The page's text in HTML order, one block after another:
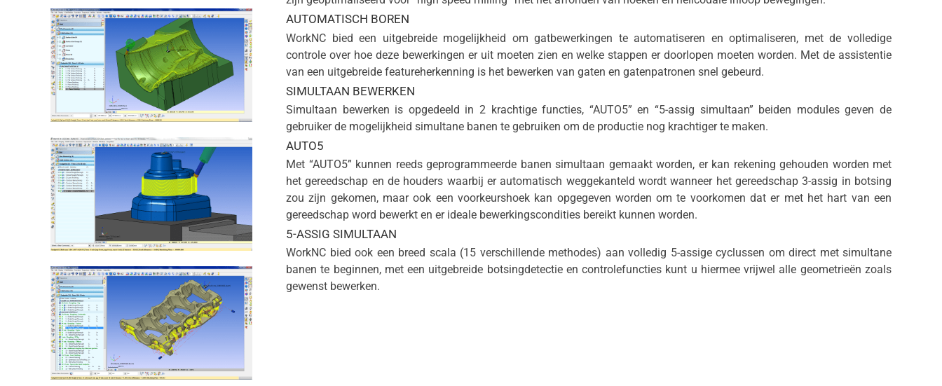
AUTOMATISCH BOREN
WorkNC bied een uitgebreide mogelijkheid om gatbewerkingen te automatiseren en optimaliseren, met de volledige
controle over hoe deze bewerkingen er uit moeten zien en welke stappen er doorlopen moeten worden. Met de assistentie
van een uitgebreide featureherkenning is het bewerken van gaten en gatenpatronen snel gebeurd.
SIMULTAAN BEWERKEN
Simultaan bewerken is opgedeeld in 2 krachtige functies, “AUTO5” en “5-assig simultaan” beiden modules geven de
gebruiker de mogelijkheid simultane banen te gebruiken om de productie nog krachtiger te maken.
AUTO5
Met “AUTO5” kunnen reeds geprogrammeerde banen simultaan gemaakt worden, er kan rekening gehouden worden met
het gereedschap en de houders waarbij er automatisch weggekanteld wordt wanneer het gereedschap 3-assig in botsing
zou zijn gekomen, maar ook een voorkeurshoek kan opgegeven worden om te voorkomen dat er met het hart van een
gereedschap word bewerkt en er ideale bewerkingscondities bereikt kunnen worden.
5-ASSIG SIMULTAAN
WorkNC bied ook een breed scala (15 verschillende methodes) aan volledig 5-assige cyclussen om direct met simultane
banen te beginnen, met een uitgebreide botsingdetectie en controlefuncties kunt u hiermee vrijwel alle geometrieën zoals
gewenst bewerken.